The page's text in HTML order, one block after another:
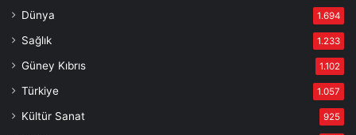
Dünya 1.694
Sağlık 1.233
Güney Kıbrıs 1.102
Türkiye 1.057
Kültür Sanat 925